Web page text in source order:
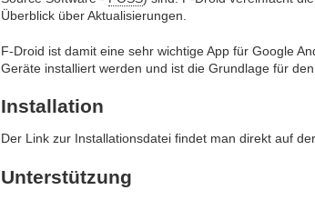
Überblick über Aktualisierungen.
F-Droid ist damit eine sehr wichtige App für Google
Geräte installiert werden und ist die Grundlage für
Installation
Der Link zur Installationsdatei findet man direkt auf der
Unterstützung